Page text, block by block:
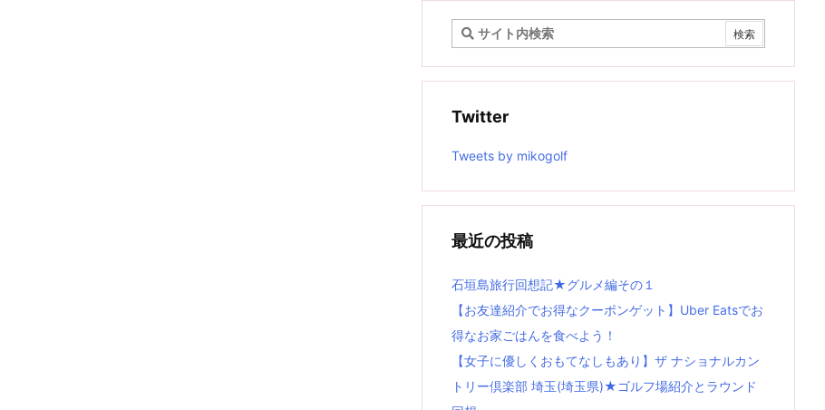
Twitter
Tweets by mikogolf
最近の投稿
石垣島旅行回想記★グルメ編その１
【お友達紹介でお得なクーポンゲット】Uber Eatsでお
得なお家ごはんを食べよう！
【女子に優しくおもてなしもあり】ザ ナショナルカン
トリー倶楽部 埼玉(埼玉県)★ゴルフ場紹介とラウンド